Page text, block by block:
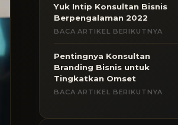
Yuk Intip Konsultan Bisnis
Berpengalaman 2022
BACA ARTIKEL BERIKUTNYA
Pentingnya Konsultan
Branding Bisnis untuk
Tingkatkan Omset
BACA ARTIKEL BERIKUTNYA